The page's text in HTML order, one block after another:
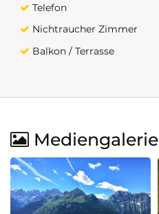
Telefon
Nichtraucher Zimmer
Balkon / Terrasse
Mediengalerie